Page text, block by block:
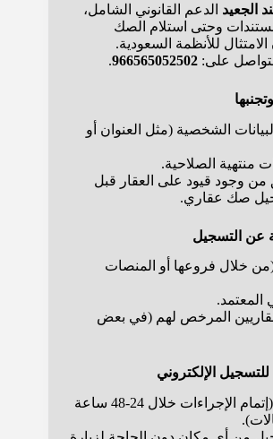
الجعيد الدعم القانوني الشامل،
وحتى استلام الصك
للأنظمة السعودية.
على: 966565052502
.
الشخصية (مثل العنوان أو
منتهية الصلاحية.
من وجود قيود على العقار قبل
صك عقاري.
خلال فروعها أو المنصات
المعتمد.
المرخص لهم (في بعض
تقليل الوقت (إتمام الإجراءات خلال 24-48 ساعة